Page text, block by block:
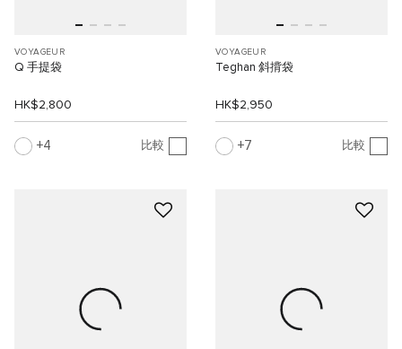
VOYAGEUR
Q 手提袋
HK$2,800
4 比較
VOYAGEUR
Teghan 斜揹袋
HK$2,950
7 比較